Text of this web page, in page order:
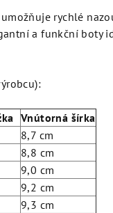
rychlé
a funkční boty
Vnútorná šírka
8,7 cm
8,8 cm
9,0 cm
9,2 cm
9,3 cm